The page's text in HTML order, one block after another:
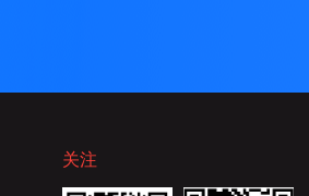
关注